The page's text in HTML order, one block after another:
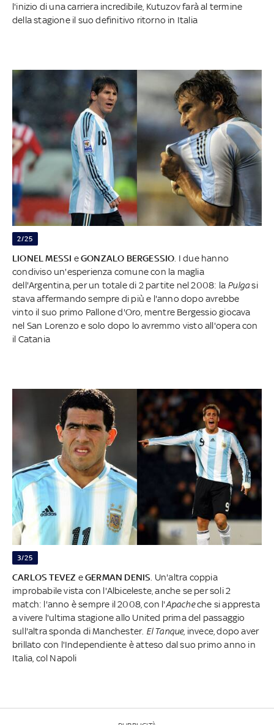
l'inizio di una carriera incredibile, Kutuzov farà al termine
della stagione il suo definitivo ritorno in Italia
2/25
LIONEL MESSI eGONZALO BERGESSIO . I due hanno
condiviso un'esperienza comune con la maglia
dell'Argentina, per un totale di 2 partite nel 2008: la Pulgasi
stava affermando sempre di più e l'anno dopo avrebbe
vinto il suo primo Pallone d'Oro, mentre Bergessio giocava
nel San Lorenzo e solo dopo lo avremmo visto all'opera con
il Catania
3/25
CARLOS TEVEZ eGERMAN DENIS . Un'altra coppia
improbabile vista con l'Albiceleste, anche se per soli 2
match: l'anno è sempre il 2008, con l'Apacheche si appresta
a vivere l'ultima stagione allo United prima del passaggio
sull'altra sponda di Manchester. El Tanque, invece, dopo aver
brillato con l'Independiente è atteso dal suo primo anno in
Italia, col Napoli